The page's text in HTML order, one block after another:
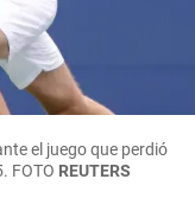
el juego que perdió
FOTO REUTERS